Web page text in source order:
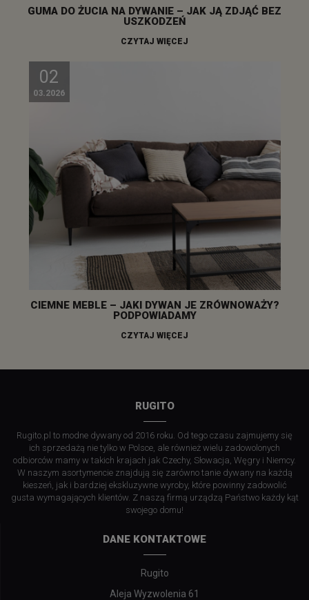
GUMA DO ŻUCIA NA DYWANIE – JAK JĄ ZDJĄĆ BEZ
USZKODZEŃ
CZYTAJ WIĘCEJ
02
03.2026
CIEMNE MEBLE – JAKI DYWAN JE ZRÓWNOWAŻY?
PODPOWIADAMY
CZYTAJ WIĘCEJ
RUGITO
Rugito.pl to modne dywany od 2016 roku. Od tego czasu zajmujemy się
ich sprzedażą nie tylko w Polsce, ale również wielu zadowolonych
odbiorców mamy w takich krajach jak Czechy, Słowacja, Węgry i Niemcy.
W naszym asortymencie znajdują się zarówno tanie dywany na każdą
kieszeń, jak i bardziej ekskluzywne wyroby, które powinny zadowolić
gusta wymagających klientów. Z naszą firmą urządzą Państwo każdy kąt
swojego domu!
DANE KONTAKTOWE
Rugito
Aleja Wyzwolenia 61